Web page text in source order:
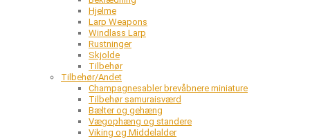
Hjelme
Larp Weapons
Windlass Larp
Rustninger
Skjolde
Tilbehør
Tilbehør/Andet
Champagnesabler brevåbnere miniature
Tilbehør samuraisværd
Bælter og gehæng
Vægophæng og standere
Viking og Middelalder